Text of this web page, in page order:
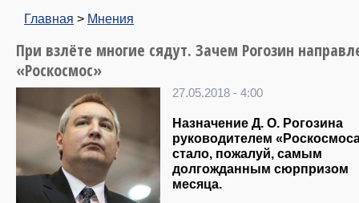
Главная > Мнения
При взлёте многие сядут. Зачем Рогозин
«Роскосмос»
27.05.2018 - 4:00
Назначение Д. О. Рогозина
руководителем
стало, пожалуй, самым
долгожданным сюрпризом
месяца.